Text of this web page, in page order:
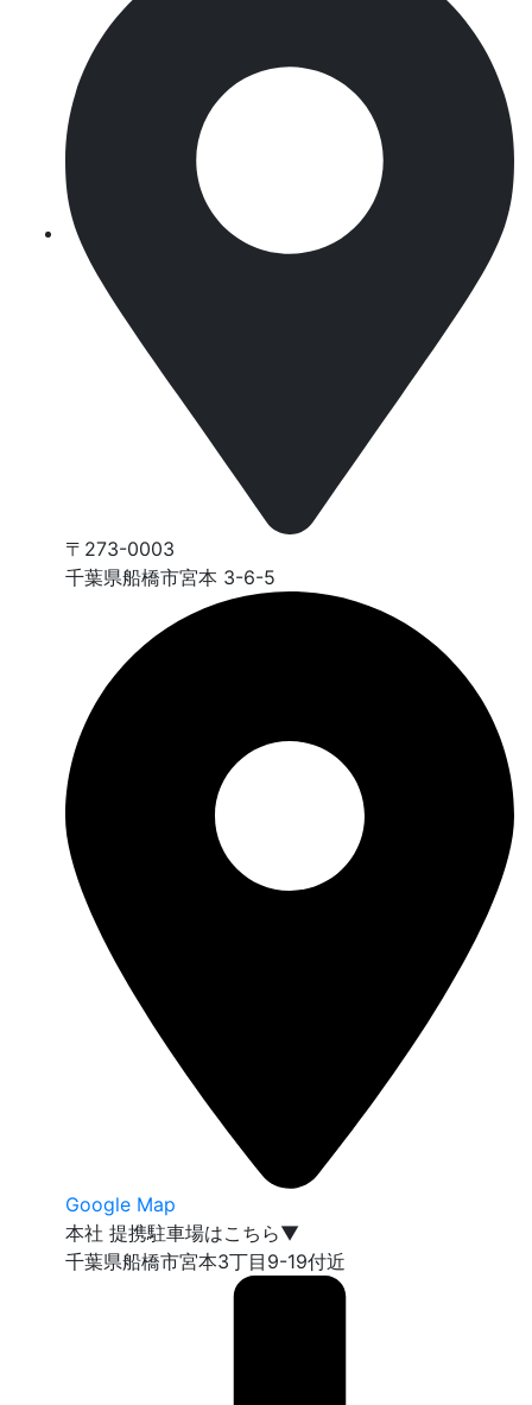
〒273-0003
千葉県船橋市宮本 3-6-5
Google Map
本社 提携駐車場はこちら▼
千葉県船橋市宮本3丁目9-19付近